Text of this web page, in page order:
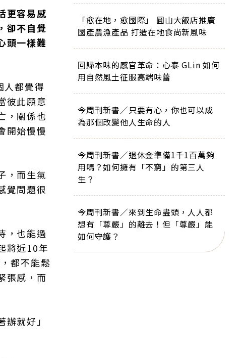
更容易感
卻不自覺
頭一樣難
人都覺得
彼此願意
，關係也
開始慢慢
，而生氣
覺問題很
，也能過
將近10年
都不能鬆
張感，而
就好」
「愈在地，愈國際」 圓山大飯店推廣
國產農漁產品 打造在地食尚新風味
回歸本味的感官革命：心泰 GLin 如何
用自然風土征服高端味蕾
今周刊新書／只要有心，你也可以成
為那個改變他人生命的人
今周刊新書／退休金準備1千1百萬夠
用嗎？如何擁有「不窮」的第三人
生？
今周刊新書／來到生命盡頭，人人都
想有「尊嚴」的離去！但「尊嚴」能
如何守護？